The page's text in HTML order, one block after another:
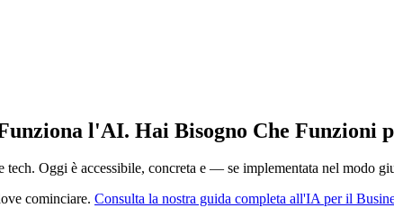
l'AI. Hai Bisogno Che Funzioni
Oggi è accessibile, concreta e — se implementata nel modo
cominciare. Consulta la nostra guida completa all'IA per il